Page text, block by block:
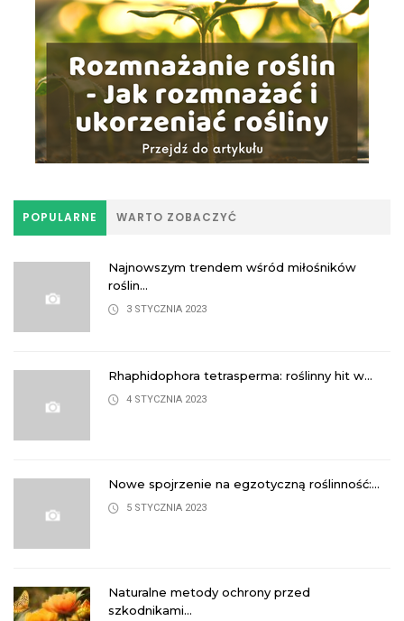
POPULARNE WARTO ZOBACZYĆ
Najnowszym trendem wśród miłośników
roślin...
3 STYCZNIA 2023
Rhaphidophora tetrasperma: roślinny hit w...
4 STYCZNIA 2023
Nowe spojrzenie na egzotyczną roślinność:...
5 STYCZNIA 2023
Naturalne metody ochrony przed
szkodnikami...